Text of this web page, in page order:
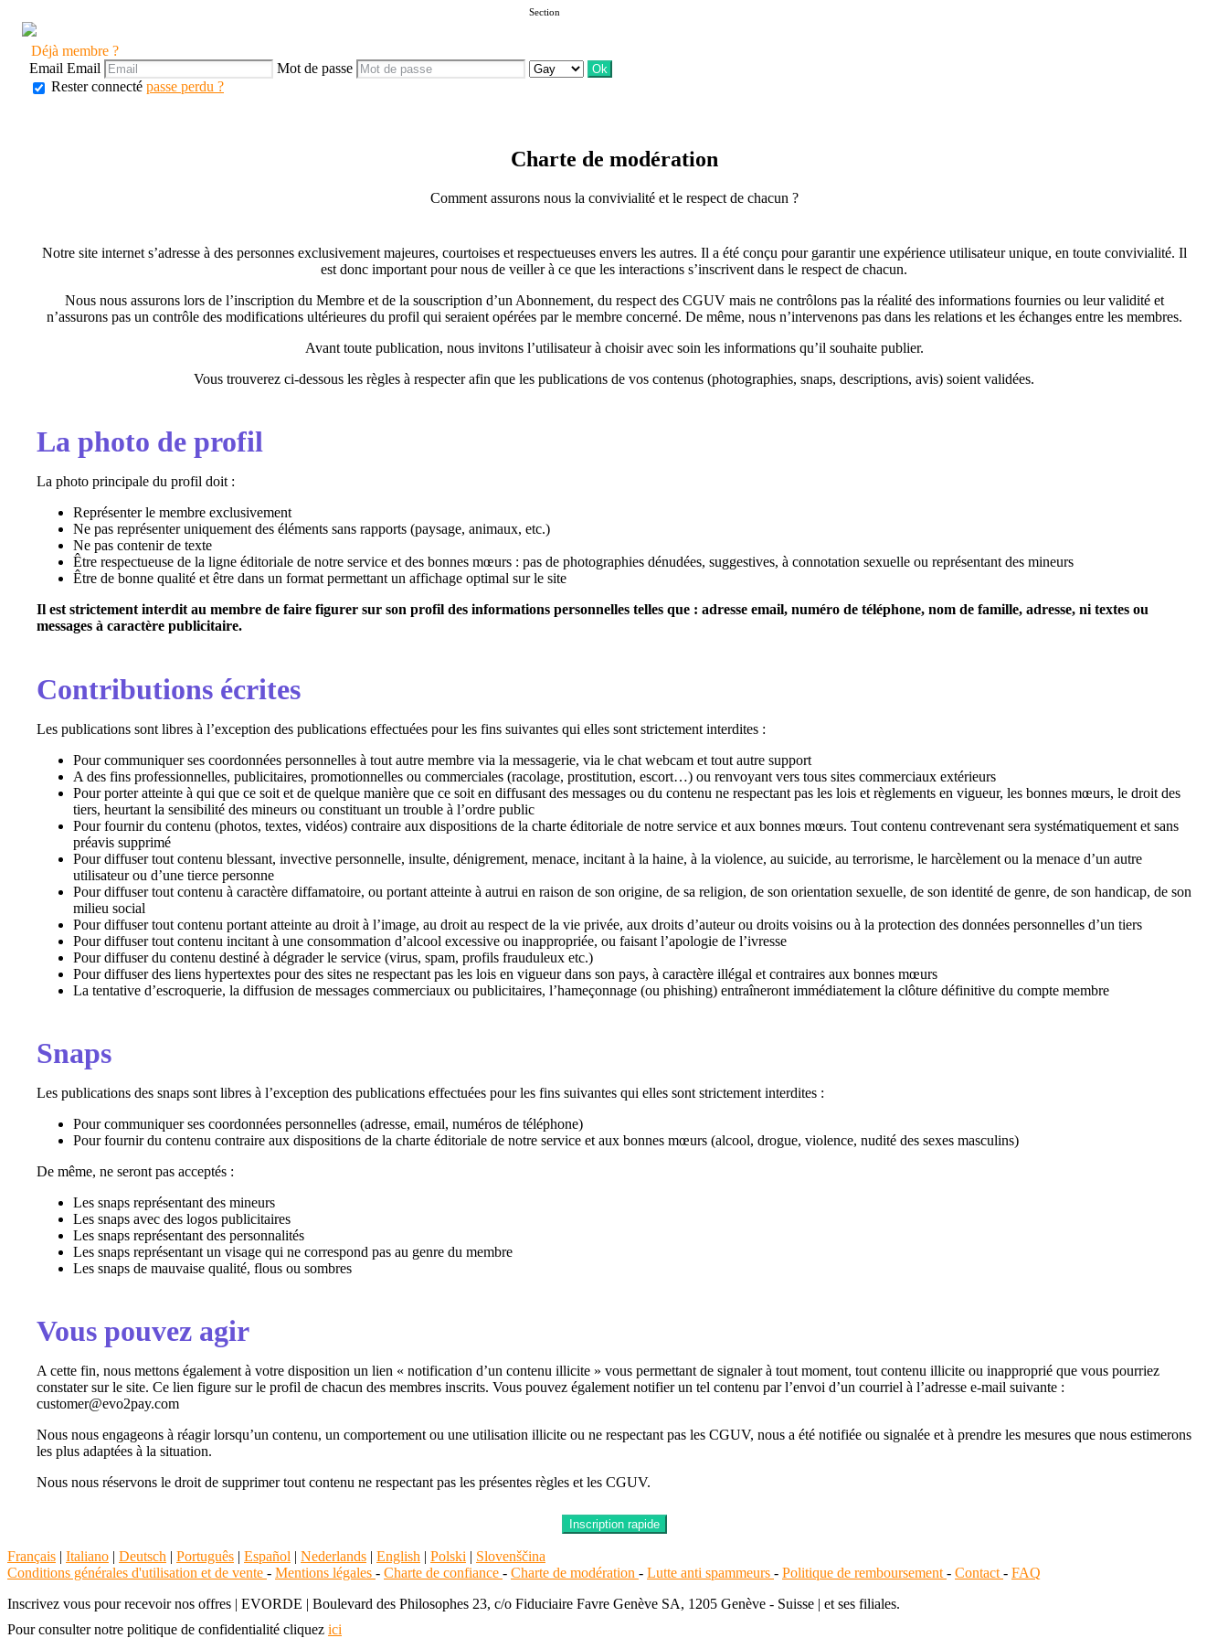
Déjà membre ?
Email Email Mot de passe
Section
Rester connecté passe perdu ?
Charte de modération
Comment assurons nous la convivialité et le respect de chacun ?
Notre site internet s’adresse à des personnes exclusivement majeures, courtoises et respectueuses envers les autres. Il a été conçu pour garantir une expérience utilisateur unique, en toute convivialité. Il
est donc important pour nous de veiller à ce que les interactions s’inscrivent dans le respect de chacun.
Nous nous assurons lors de l’inscription du Membre et de la souscription d’un Abonnement, du respect des CGUV mais ne contrôlons pas la réalité des informations fournies ou leur validité et
n’assurons pas un contrôle des modifications ultérieures du profil qui seraient opérées par le membre concerné. De même, nous n’intervenons pas dans les relations et les échanges entre les membres.
Avant toute publication, nous invitons l’utilisateur à choisir avec soin les informations qu’il souhaite publier.
Vous trouverez ci-dessous les règles à respecter afin que les publications de vos contenus (photographies, snaps, descriptions, avis) soient validées.
La photo de profil
La photo principale du profil doit :
Représenter le membre exclusivement
Ne pas représenter uniquement des éléments sans rapports (paysage, animaux, etc.)
Ne pas contenir de texte
Être respectueuse de la ligne éditoriale de notre service et des bonnes mœurs : pas de photographies dénudées, suggestives, à connotation sexuelle ou représentant des mineurs
Être de bonne qualité et être dans un format permettant un affichage optimal sur le site
Il est strictement interdit au membre de faire figurer sur son profil des informations personnelles telles que : adresse email, numéro de téléphone, nom de famille, adresse, ni textes ou
messages à caractère publicitaire.
Contributions écrites
Les publications sont libres à l’exception des publications effectuées pour les fins suivantes qui elles sont strictement interdites :
Pour communiquer ses coordonnées personnelles à tout autre membre via la messagerie, via le chat webcam et tout autre support
A des fins professionnelles, publicitaires, promotionnelles ou commerciales (racolage, prostitution, escort…) ou renvoyant vers tous sites commerciaux extérieurs
Pour porter atteinte à qui que ce soit et de quelque manière que ce soit en diffusant des messages ou du contenu ne respectant pas les lois et règlements en vigueur, les bonnes mœurs, le droit des
tiers, heurtant la sensibilité des mineurs ou constituant un trouble à l’ordre public
Pour fournir du contenu (photos, textes, vidéos) contraire aux dispositions de la charte éditoriale de notre service et aux bonnes mœurs. Tout contenu contrevenant sera systématiquement et sans
préavis supprimé
Pour diffuser tout contenu blessant, invective personnelle, insulte, dénigrement, menace, incitant à la haine, à la violence, au suicide, au terrorisme, le harcèlement ou la menace d’un autre
utilisateur ou d’une tierce personne
Pour diffuser tout contenu à caractère diffamatoire, ou portant atteinte à autrui en raison de son origine, de sa religion, de son orientation sexuelle, de son identité de genre, de son handicap, de son
milieu social
Pour diffuser tout contenu portant atteinte au droit à l’image, au droit au respect de la vie privée, aux droits d’auteur ou droits voisins ou à la protection des données personnelles d’un tiers
Pour diffuser tout contenu incitant à une consommation d’alcool excessive ou inappropriée, ou faisant l’apologie de l’ivresse
Pour diffuser du contenu destiné à dégrader le service (virus, spam, profils frauduleux etc.)
Pour diffuser des liens hypertextes pour des sites ne respectant pas les lois en vigueur dans son pays, à caractère illégal et contraires aux bonnes mœurs
La tentative d’escroquerie, la diffusion de messages commerciaux ou publicitaires, l’hameçonnage (ou phishing) entraîneront immédiatement la clôture définitive du compte membre
Snaps
Les publications des snaps sont libres à l’exception des publications effectuées pour les fins suivantes qui elles sont strictement interdites :
Pour communiquer ses coordonnées personnelles (adresse, email, numéros de téléphone)
Pour fournir du contenu contraire aux dispositions de la charte éditoriale de notre service et aux bonnes mœurs (alcool, drogue, violence, nudité des sexes masculins)
De même, ne seront pas acceptés :
Les snaps représentant des mineurs
Les snaps avec des logos publicitaires
Les snaps représentant des personnalités
Les snaps représentant un visage qui ne correspond pas au genre du membre
Les snaps de mauvaise qualité, flous ou sombres
Vous pouvez agir
A cette fin, nous mettons également à votre disposition un lien « notification d’un contenu illicite » vous permettant de signaler à tout moment, tout contenu illicite ou inapproprié que vous pourriez
constater sur le site. Ce lien figure sur le profil de chacun des membres inscrits. Vous pouvez également notifier un tel contenu par l’envoi d’un courriel à l’adresse e-mail suivante :
customer@evo2pay.com
Nous nous engageons à réagir lorsqu’un contenu, un comportement ou une utilisation illicite ou ne respectant pas les CGUV, nous a été notifiée ou signalée et à prendre les mesures que nous estimerons
les plus adaptées à la situation.
Nous nous réservons le droit de supprimer tout contenu ne respectant pas les présentes règles et les CGUV.
Inscription rapide
Français | Italiano | Deutsch | Português | Español | Nederlands | English | Polski | Slovenščina
Conditions générales d'utilisation et de vente - Mentions légales - Charte de confiance - Charte de modération - Lutte anti spammeurs - Politique de remboursement - Contact - FAQ
Inscrivez vous pour recevoir nos offres | EVORDE | Boulevard des Philosophes 23, c/o Fiduciaire Favre Genève SA, 1205 Genève - Suisse | et ses filiales.
Pour consulter notre politique de confidentialité cliquez ici